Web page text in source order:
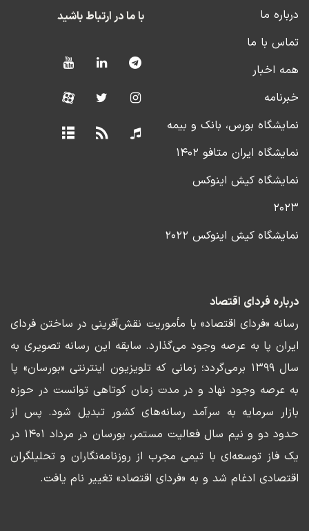
درباره ما
تماس با ما
همه اخبار
خبرنامه
نمایشگاه بورس، بانک و بیمه
نمایشگاه ایران متافو ۱۴۰۲
نمایشگاه کیش اینوکس
۲۰۲۳
نمایشگاه کیش اینوکس ۲۰۲۲
با ما در ارتباط باشید
درباره فردای اقتصاد
رسانه «فردای اقتصاد» با مأموریت نقش‌آفرینی در ساختن فردای
ایران پا به عرصه وجود می‌گذارد. سابقه این رسانه تصویری به
سال ۱۳۹۹ برمی‌گردد؛ زمانی که تلویزیون اینترنتی «بورسان» پا
به عرصه وجود نهاد و در مدت زمان کوتاهی توانست در حوزه
بازار سرمایه به سرآمد رسانه‌های کشور تبدیل شود. پس از
حدود دو و نیم سال فعالیت مستمر، بورسان در مرداد ۱۴۰۱ در
یک فاز توسعه‌ای با تیمی مجرب از روزنامه‌نگاران و تحلیلگران
اقتصادی ادغام شد و به «فردای اقتصاد» تغییر نام یافت.